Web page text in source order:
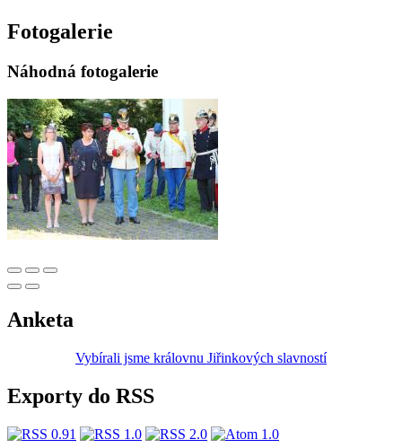
Fotogalerie
Náhodná fotogalerie
Anketa
Vybírali jsme královnu Jiřinkových slavností
Exporty do RSS